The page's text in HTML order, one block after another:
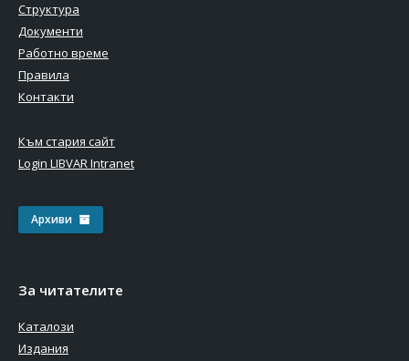
Структура
Документи
Работно време
Правила
Контакти
Към стария сайт
Login LIBVAR Intranet
Архиви
За читателите
Каталози
Издания